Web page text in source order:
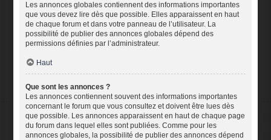
Les annonces globales contiennent des informations importantes
que vous devez lire dès que possible. Elles apparaissent en haut
de chaque forum et dans votre panneau de l’utilisateur. La
possibilité de publier des annonces globales dépend des
permissions définies par l’administrateur.
Haut
Que sont les annonces ?
Les annonces contiennent souvent des informations importantes
concernant le forum que vous consultez et doivent être lues dès
que possible. Les annonces apparaissent en haut de chaque page
du forum dans lequel elles sont publiées. Comme pour les
annonces globales, la possibilité de publier des annonces dépend